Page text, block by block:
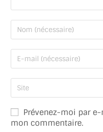
Prévenez-moi par
mon commentaire.